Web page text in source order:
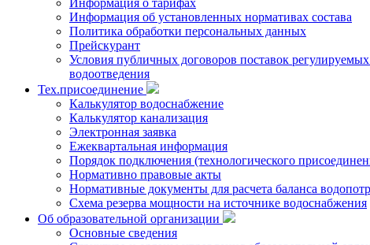
Информация о тарифах
Информация об установленных нормативах состава
Политика обработки персональных данных
Прейскурант
Условия публичных договоров поставок
водоотведения
Тех.присоединение
Калькулятор водоснабжение
Калькулятор канализация
Электронная заявка
Ежеквартальная информация
Порядок подключения (технологического
Нормативно правовые акты
Нормативные документы для расчета баланса
Схема резерва мощности на источнике водоснабжения
Об образовательной организации
Основные сведения